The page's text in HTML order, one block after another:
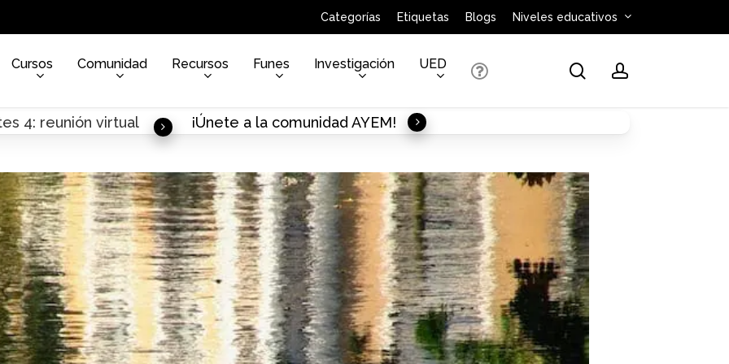
Categorías Etiquetas Blogs Niveles educativos
Cursos Comunidad Recursos Funes Investigación UED searchaccount
4: reunión virtual ¡Únete a la comunidad AYEM!